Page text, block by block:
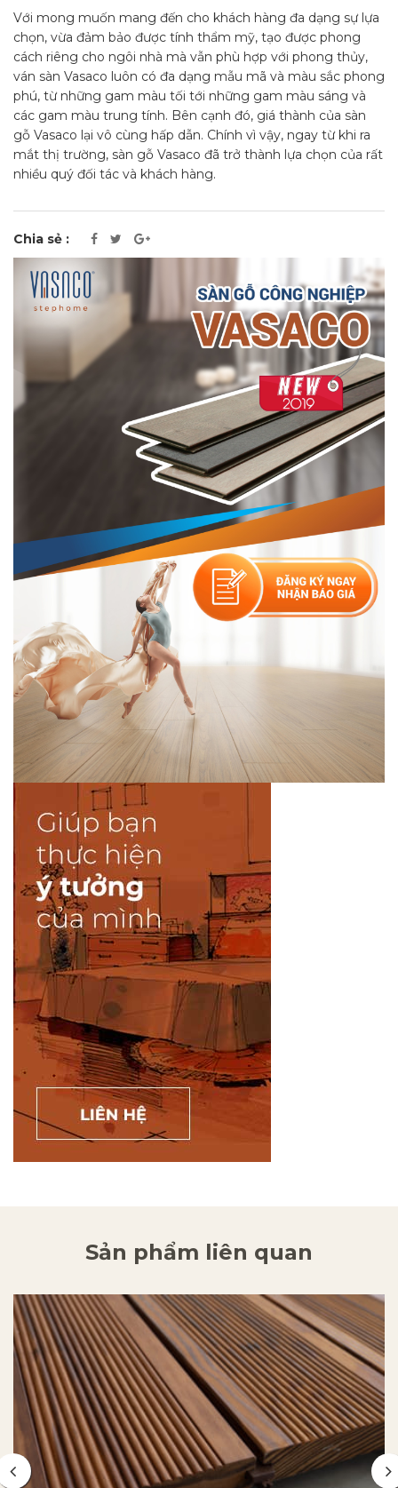
Với mong muốn mang đến cho khách hàng đa dạng sự lựa
chọn, vừa đảm bảo được tính thẩm mỹ, tạo được phong
cách riêng cho ngôi nhà mà vẫn phù hợp với phong thủy,
ván sàn Vasaco luôn có đa dạng mẫu mã và màu sắc phong
phú, từ những gam màu tối tới những gam màu sáng và
các gam màu trung tính. Bên cạnh đó, giá thành của sàn
gỗ Vasaco lại vô cùng hấp dẫn. Chính vì vậy, ngay từ khi ra
mắt thị trường, sàn gỗ Vasaco đã trở thành lựa chọn của rất
nhiều quý đối tác và khách hàng.
Chia sẻ :
Sản phẩm liên quan